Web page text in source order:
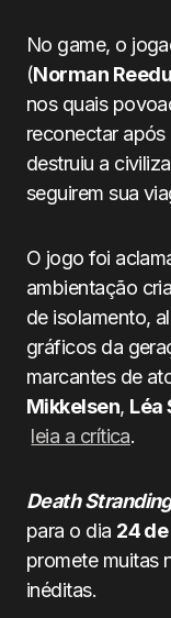
No game, o
(Norman
nos quais
reconectar
destruiu a
seguirem sua
O jogo foi
ambientação
de isolamento,
gráficos da
marcantes de
Mikkelsen, Léa
leia a crítica.
Death
para o dia 24
promete muitas
inéditas.